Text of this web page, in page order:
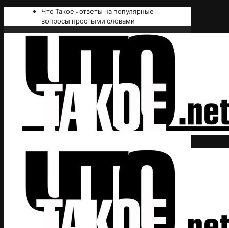
Что Такое - ответы на популярные
вопросы простыми словами